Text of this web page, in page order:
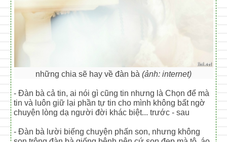
những chia sẽ hay về đàn bà (ảnh: internet)
- Đàn bà cả tin, ai nói gì cũng tin nhưng là Chọn để mà
tin và luôn giữ lại phần tự tin cho mình không bất ngờ
chuyện lòng dạ người đời khác biệt... trước - sau
- Đàn bà lười biếng chuyện phấn son, nhưng không